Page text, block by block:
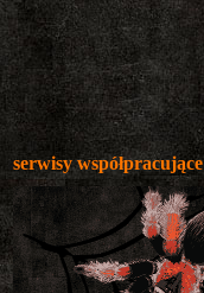
serwisy współpracujące